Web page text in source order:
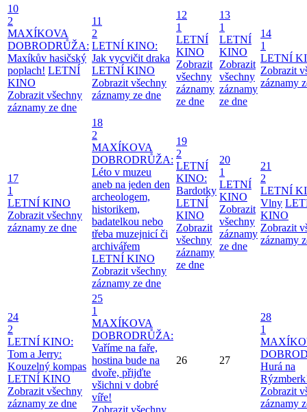
10
2
MAXÍKOVA
DOBRODRŮŽA:
Maxíkův hasičský
poplach! LETNÍ
KINO
Zobrazit všechny
záznamy ze dne
11
2
LETNÍ KINO:
Jak vycvičit draka
LETNÍ KINO
Zobrazit všechny
záznamy ze dne
12
1
LETNÍ
KINO
Zobrazit
všechny
záznamy
ze dne
13
1
LETNÍ
KINO
Zobrazit
všechny
záznamy
ze dne
14
1
LETNÍ
Zobrazit
záznamy
17
1
LETNÍ KINO
Zobrazit všechny
záznamy ze dne
18
2
MAXÍKOVA
DOBRODRŮŽA:
Léto v muzeu
aneb na jeden den
archeologem,
historikem,
badatelkou nebo
třeba muzejnicí či
archivářem
LETNÍ KINO
Zobrazit všechny
záznamy ze dne
19
2
LETNÍ
KINO:
Bardotky
LETNÍ
KINO
Zobrazit
všechny
záznamy
ze dne
20
1
LETNÍ
KINO
Zobrazit
všechny
záznamy
ze dne
21
2
LETNÍ
Vlny
KINO
Zobrazit
záznamy
24
2
LETNÍ KINO:
Tom a Jerry:
Kouzelný kompas
LETNÍ KINO
Zobrazit všechny
záznamy ze dne
25
1
MAXÍKOVA
DOBRODRŮŽA:
Vaříme na faře,
hostina bude na
dvoře, přijďte
všichni v dobré
víře!
Zobrazit všechny
26 27
28
1
Hurá na
Zobrazit
záznamy